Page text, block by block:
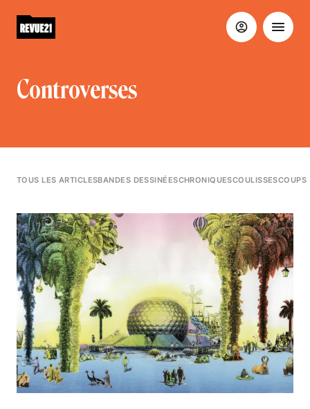
Controverses
TOUS LES ARTICLESBANDES DESSINÉESCHRONIQUESCOULISSESCOUPS